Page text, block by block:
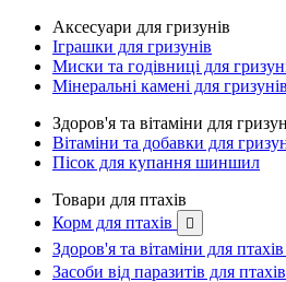
Аксесуари для гризунів
Іграшки для гризунів
Миски та годівниці для
Мінеральні камені для гризунів
Здоров'я та вітаміни для
Вітаміни та добавки для
Пісок для купання шиншил
Товари для птахів
Корм для птахів

Здоров'я та вітаміни для птахів
Засоби від паразитів для птахів